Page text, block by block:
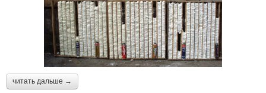
читать дальше →